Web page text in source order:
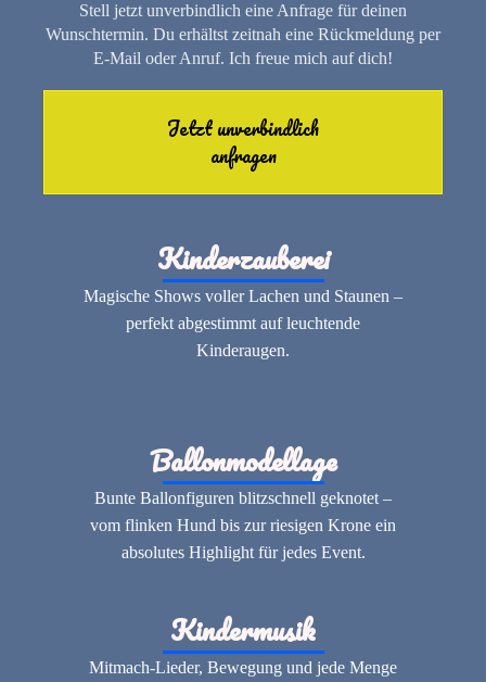
Stell jetzt unverbindlich eine Anfrage für deinen
Wunschtermin. Du erhältst zeitnah eine Rückmeldung per
E-Mail oder Anruf. Ich freue mich auf dich!
Jetzt unverbindlich
anfragen
Kinderzauberei
Magische Shows voller Lachen und Staunen –
perfekt abgestimmt auf leuchtende
Kinderaugen.
Ballonmodellage
Bunte Ballonfiguren blitzschnell geknotet –
vom flinken Hund bis zur riesigen Krone ein
absolutes Highlight für jedes Event.
Kindermusik
Mitmach-Lieder, Bewegung und jede Menge